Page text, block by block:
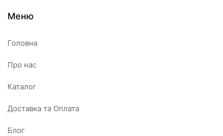
Меню
Головна
Про нас
Каталог
Доставка та Оплата
Блог